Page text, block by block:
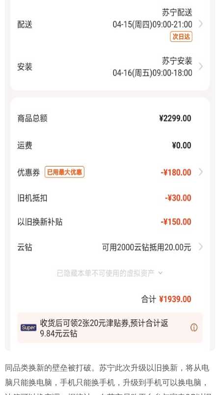
同品类换新的壁垒被打破。苏宁此次升级以旧换新，将从电
脑只能换电脑，手机只能换手机，升级到手机可以换电脑，